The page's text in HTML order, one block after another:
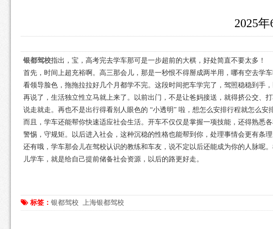
2025
银都驾校指出，宝，高考完去学车那可是一步超前的大棋，好处简直不要太多！
首先，时间上超充裕啊。高三那会儿，那是一秒恨不得掰成两半用，哪有空去学
看领导脸色，拖拖拉拉好几个月都学不完。这段时间把车学完了，驾照稳稳到手
再说了，生活独立性立马就上来了。以前出门，不是让爸妈接送，就得挤公交、
说走就走。再也不是出行得看别人眼色的 “小透明” 啦，想怎么安排行程就怎么安
而且，学车还能帮你快速适应社会生活。开车不仅仅是掌握一项技能，还得熟悉
警惕，守规矩。以后进入社会，这种沉稳的性格也能帮到你，处理事情会更有条理
还有哦，学车那会儿在驾校认识的教练和车友，说不定以后还能成为你的人脉呢
儿学车，就是给自己提前储备社会资源，以后的路更好走。
标签： 银都驾校 上海银都驾校